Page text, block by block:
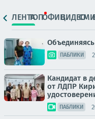
ЛЕНТАТОПОФИЦ.ВИДЕОСМИ
ПАБЛИКИ
Кандидат в
от ЛДПР
ПАБЛИКИ